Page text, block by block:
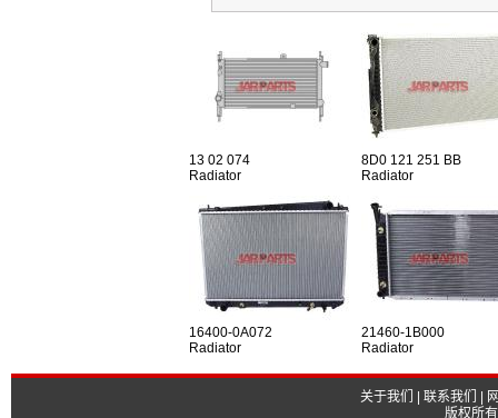
13 02 074
Radiator
8D0 121 251 BB
Radiator
16400-0A072
Radiator
21460-1B000
Radiator
关于我们 联系我们
版权所